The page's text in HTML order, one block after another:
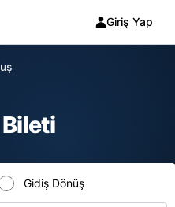
Giriş Yap
Gidiş Dönüş